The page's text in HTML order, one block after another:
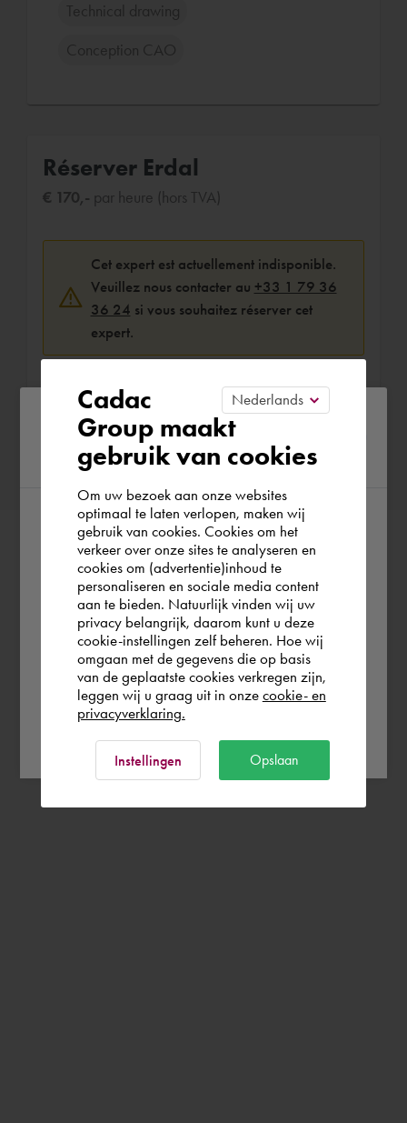
Technical drawing
Conception CAO
Réserver Erdal
€ 170,- par heure (hors TVA)
Cet expert est actuellement indisponible.
Veuillez nous contacter au +33 1 79 36
36 24 si vous souhaitez réserver cet
expert.
Confirmer la réservation
Please confirm your current
region
According to us you are situated in Rest of
the world. Please confirm in which country
you wish to shop.
België Rest of the world
Cadac
Group maakt
gebruik van cookies
Om uw bezoek aan onze websites
optimaal te laten verlopen, maken wij
gebruik van cookies. Cookies om het
verkeer over onze sites te analyseren en
cookies om (advertentie)inhoud te
personaliseren en sociale media content
aan te bieden. Natuurlijk vinden wij uw
privacy belangrijk, daarom kunt u deze
cookie-instellingen zelf beheren. Hoe wij
omgaan met de gegevens die op basis
van de geplaatste cookies verkregen zijn,
leggen wij u graag uit in onze cookie- en
privacyverklaring.
Instellingen Opslaan